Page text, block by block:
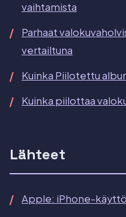
vaihtamista
Parhaat
vertailtuna
Kuinka Piilotettu
Kuinka piilottaa
Lähteet
Apple: iPhone-